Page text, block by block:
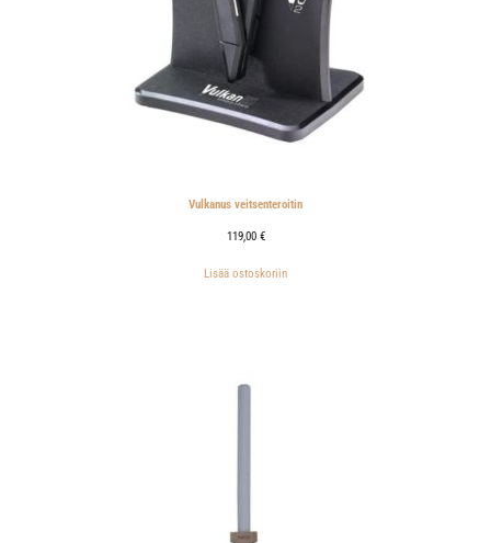
Vulkanus veitsenteroitin
119,00 €
Lisää ostoskoriin